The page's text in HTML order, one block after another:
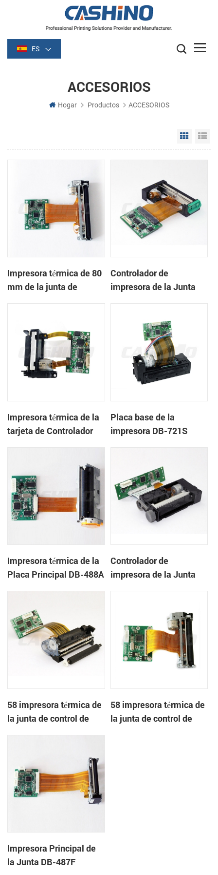
ES
ACCESORIOS
Hogar Productos ACCESORIOS
Grid
Impresora térmica de 80
mm de la junta de
Controlador de
impresora de la Junta
Impresora térmica de la
tarjeta de Controlador
Placa base de la
impresora DB-721S
Impresora térmica de la
Placa Principal DB-488A
Controlador de
impresora de la Junta
58 impresora térmica de
la junta de control de
58 impresora térmica de
la junta de control de
Impresora Principal de
la Junta DB-487F